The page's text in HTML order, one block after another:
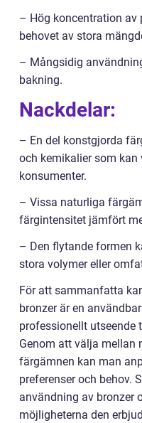
– Hög koncentration av
behovet av stora
– Mångsidig
bakning.
Nackdelar:
– En del konstgjorda
och kemikalier som
konsumenter.
– Vissa naturliga
färgintensitet jämfört
– Den flytande formen
stora volymer eller
För att sammanfatta
bronzer är en
professionellt utseende
Genom att välja mellan
färgämnen kan man
preferenser och behov.
användning av bronzer
möjligheterna den